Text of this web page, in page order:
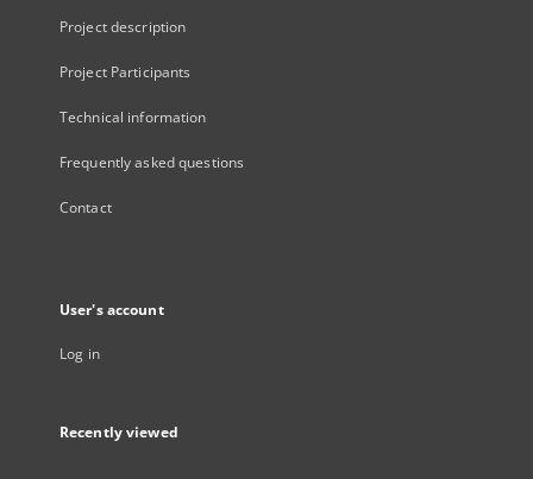
Project description
Project Participants
Technical information
Frequently asked questions
Contact
User's account
Log in
Recently viewed